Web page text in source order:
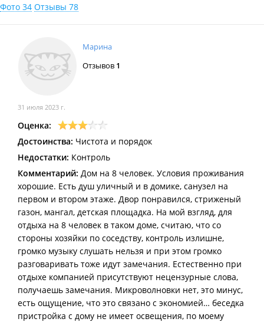
Фото 34 Отзывы 78
Марина
Отзывов 1
31 июля 2023 г.
Оценка:
Достоинства: Чистота и порядок
Недостатки: Контроль
Комментарий: Дом на 8 человек. Условия проживания
хорошие. Есть душ уличный и в домике, санузел на
первом и втором этаже. Двор понравился, стриженый
газон, мангал, детская площадка. На мой взгляд, для
отдыха на 8 человек в таком доме, считаю, что со
стороны хозяйки по соседству, контроль излишне,
громко музыку слушать нельзя и при этом громко
разговаривать тоже идут замечания. Естественно при
отдыхе компанией присутствуют нецензурные слова,
получаешь замечания. Микроволновки нет, это минус,
есть ощущение, что это связано с экономией… беседка
пристройка с дому не имеет освещения, по моему